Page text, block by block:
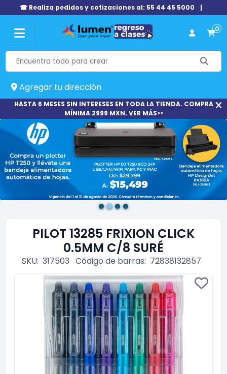
☎ Realiza pedidos y cotizaciones al: 55 44 45 5000 |
0
Agregar tu dirección
HASTA 6 MESES SIN INTERESES EN TODA LA TIENDA. COMPRA
MÍNIMA 2999 MXN. VER MÁS>>
PILOT 13285 FRIXION CLICK
0.5MM C/8 SURÉ
SKU: 317503 Código de barras: 72838132857